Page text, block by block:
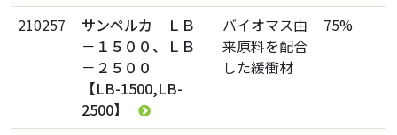
210257
サンペルカ ＬＢ
－１５００、ＬＢ
－２５００
【LB-1500,LB-
2500】
バイオマス由
来原料を配合
した緩衝材
75%